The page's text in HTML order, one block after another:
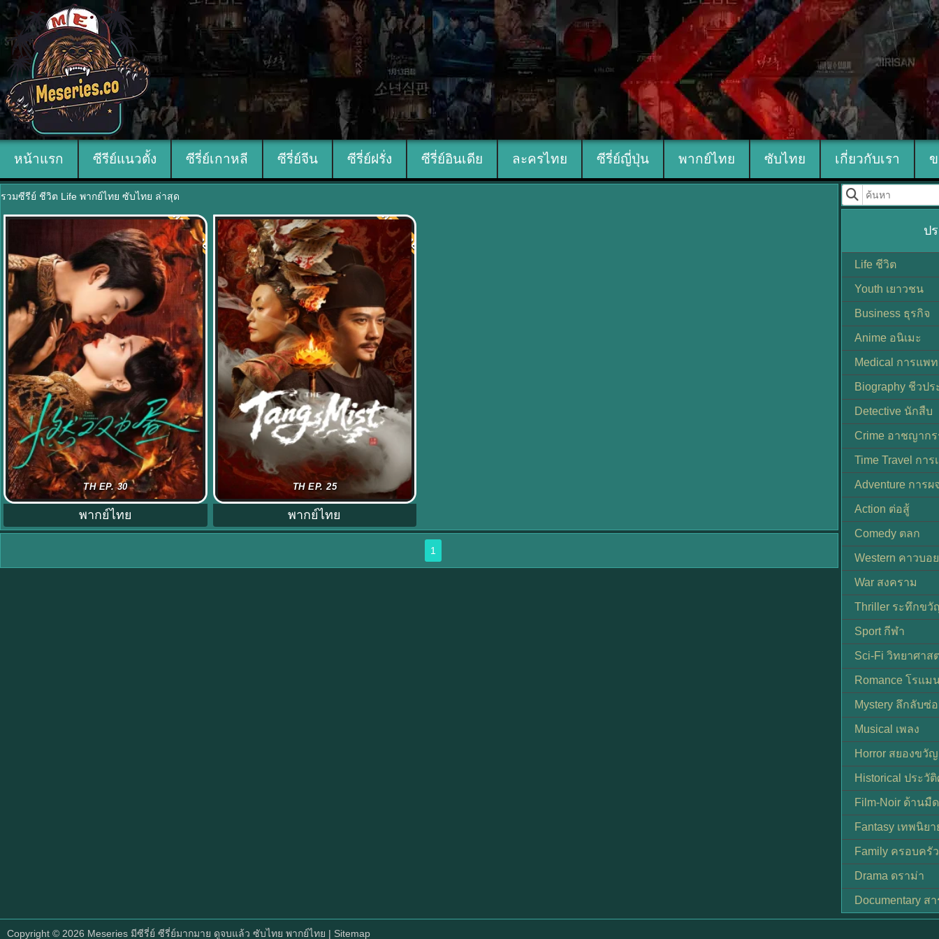
หน้าแรก ซีรีย์แนวตั้ง ซีรี่ย์เกาหลี ซีรี่ย์จีน ซีรี่ย์ฝรั่ง ซีรี่ย์อินเดีย ละครไทย ซีรี่ย์ญี่ปุ่น พากย์ไทย ซับไทย เกี่ยวกับเรา
รวมซีรีย์ ชีวิต Life พากย์ไทย ซับไทย ล่าสุด
Twin Fire Dawn ซับไทย (2026) กลรัก
เพลิงทิวา EP.1-30 (จบ)
พากย์ไทย
TH EP. 30
พากย์ไทย
The Tang Mist S1 ซับไทย (2026) หมอก
ปริศนาแห่งราชวงศ์ถัง ภาค1
9.0 พากย์ไทย
TH EP. 25
พากย์ไทย
1
ป
Life ชีวิต
Youth เยาวชน
Business ธุรกิจ
Anime อนิเมะ
Medical การแพ
Biography ชีวปร
Detective นักสืบ
Crime อาชญาก
Time Travel กา
Adventure การ
Action ต่อสู้
Comedy ตลก
Western คาวบอ
War สงคราม
Thriller ระทึกขวั
Sport กีฬา
Sci-Fi วิทยาศาส
Romance โรแม
Mystery ลึกลับซ่
Musical เพลง
Horror สยองขวัญ
Historical ประวั
Film-Noir ด้านมื
Fantasy เทพนิยา
Family ครอบครัว
Drama ดราม่า
Documentary ส
Copyright © 2026 Meseries มีซีรี่ย์ ซีรี่ย์มากมาย ดูจบแล้ว ซับไทย พากย์ไทย | Sitemap